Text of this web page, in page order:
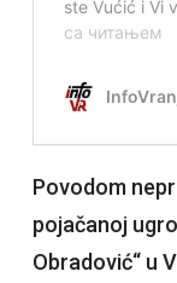
Povodom
pojačanoj
Obradović“ u